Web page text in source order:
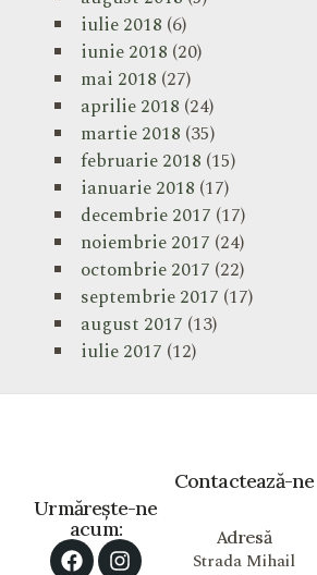
iulie 2018 (6)
iunie 2018 (20)
mai 2018 (27)
aprilie 2018 (24)
martie 2018 (35)
februarie 2018 (15)
ianuarie 2018 (17)
decembrie 2017 (17)
noiembrie 2017 (24)
octombrie 2017 (22)
septembrie 2017 (17)
august 2017 (13)
iulie 2017 (12)
Contactează-ne
Adresă
Strada Mihail
Urmărește-ne
acum: